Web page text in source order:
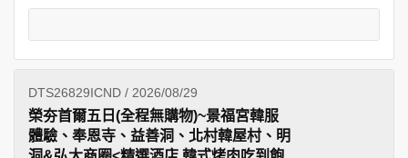
DTS26829ICND / 2026/08/29
榮夯首爾五日(全程無購物)~景福宮韓服
體驗、奉恩寺、益善洞、北村韓屋村、明